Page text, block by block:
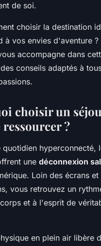
de soi.
choisir la destination
à vos envies d'aventure ?
accompagne dans
conseils adaptés à
choisir un
ressourcer ?
quotidien hyperconnecté,
une déconnexion
Loin des écrans et
vous retrouvez un
et à l'esprit de
en plein air libère